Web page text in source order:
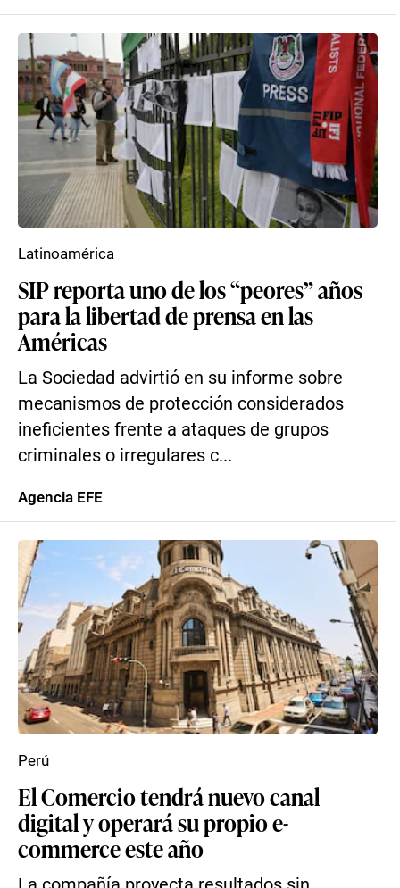
SIP reporta uno de los “peores” años
para la libertad de prensa en las
Américas
La Sociedad advirtió en su informe sobre
mecanismos de protección considerados
ineficientes frente a ataques de grupos
criminales o irregulares c...
Latinoamérica
Agencia EFE
El Comercio tendrá nuevo canal
digital y operará su propio e-
commerce este año
Perú